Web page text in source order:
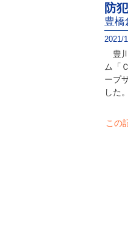
防
豊橋
2021/
豊
ム「
ープ
した
この